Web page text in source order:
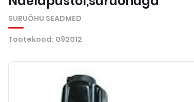
SURUÕHU SEADMED
Tootekood: 092012